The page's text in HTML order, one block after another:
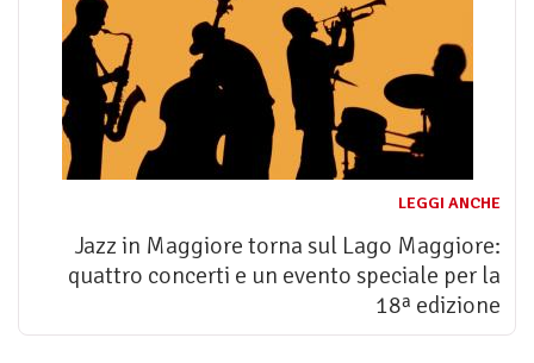
LEGGI ANCHE
Jazz in Maggiore torna sul Lago Maggiore:
quattro concerti e un evento speciale per la
18ª edizione